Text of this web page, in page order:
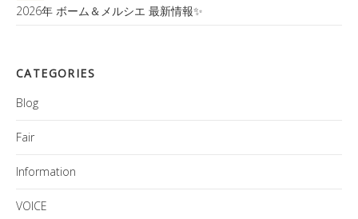
2026年 ボーム＆メルシエ 最新情報✨
CATEGORIES
Blog
Fair
Information
VOICE